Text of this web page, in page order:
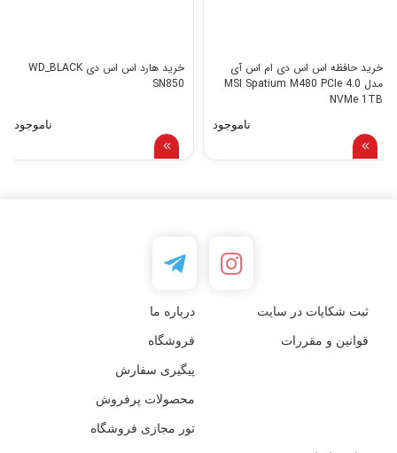
خرید حافظه اس اس دی ام اس آی
مدل MSI Spatium M480 PCIe 4.0
NVMe 1TB
ناموجود
خرید هارد اس اس دی WD_BLACK
SN850
ناموجود
ثبت شکایات در سایت درباره ما
قوانین و مقررات فروشگاه
پیگیری سفارش
محصولات پرفروش
تور مجازی فروشگاه